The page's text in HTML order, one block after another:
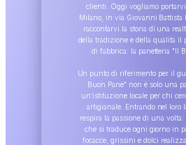
clienti. Oggi vogliamo
Milano, in via Giovanni Battista
raccontarvi la storia di una
della tradizione e della qualità il
di fabbrica: la panetteria "Il
Un punto di riferimento per il
Buon Pane" non è solo una
un’istituzione locale per chi
artigianale. Entrando nel loro
respira la passione di una
che si traduce ogni giorno in
focacce, grissini e dolci